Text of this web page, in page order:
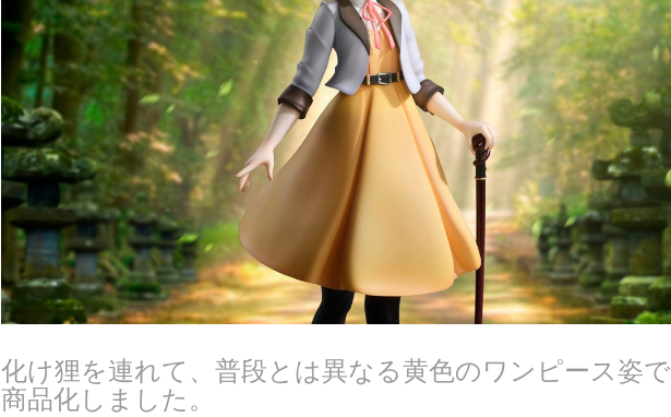
化け狸を連れて、普段とは異なる黄色のワンピース姿で
商品化しました。